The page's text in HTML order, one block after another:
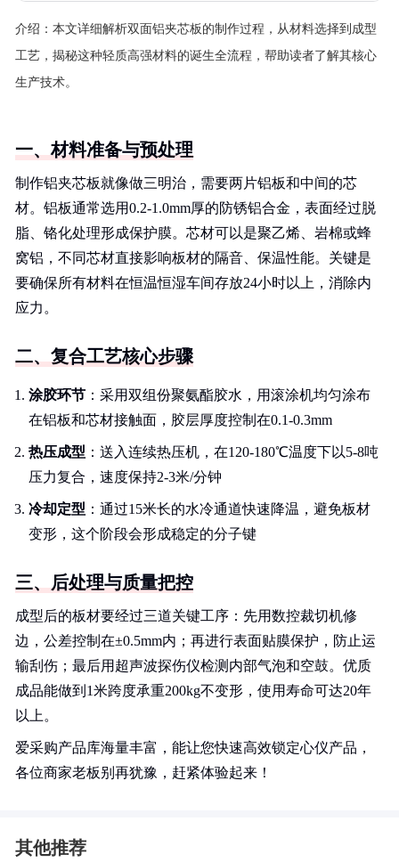
介绍： 本文详细解析双面铝夹芯板的制作过程，从材料选择到成型
工艺，揭秘这种轻质高强材料的诞生全流程，帮助读者了解其核心
生产技术。
一、材料准备与预处理
制作铝夹芯板就像做三明治，需要两片铝板和中间的芯
材。铝板通常选用0.2-1.0mm厚的防锈铝合金，表面经过脱
脂、铬化处理形成保护膜。芯材可以是聚乙烯、岩棉或蜂
窝铝，不同芯材直接影响板材的隔音、保温性能。关键是
要确保所有材料在恒温恒湿车间存放24小时以上，消除内
应力。
二、复合工艺核心步骤
涂胶环节 ：采用双组份聚氨酯胶水，用滚涂机均匀涂布
在铝板和芯材接触面，胶层厚度控制在0.1-0.3mm
热压成型 ：送入连续热压机，在120-180℃温度下以5-8吨
压力复合，速度保持2-3米/分钟
冷却定型 ：通过15米长的水冷通道快速降温，避免板材
变形，这个阶段会形成稳定的分子键
三、后处理与质量把控
成型后的板材要经过三道关键工序：先用数控裁切机修
边，公差控制在±0.5mm内；再进行表面贴膜保护，防止运
输刮伤；最后用超声波探伤仪检测内部气泡和空鼓。优质
成品能做到1米跨度承重200kg不变形，使用寿命可达20年
以上。
爱采购产品库海量丰富，能让您快速高效锁定心仪产品，
各位商家老板别再犹豫，赶紧体验起来！
其他推荐